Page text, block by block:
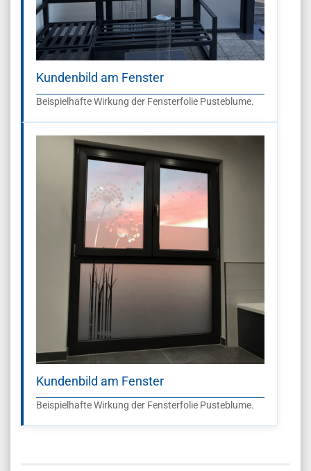
Kundenbild am Fenster
Beispielhafte Wirkung der Fensterfolie Pusteblume.
Kundenbild am Fenster
Beispielhafte Wirkung der Fensterfolie Pusteblume.